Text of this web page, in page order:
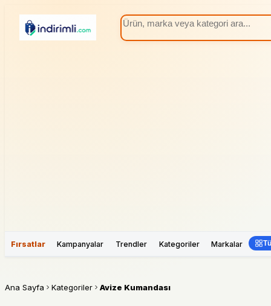
Fırsatlar Kampanyalar Trendler Kategoriler Markalar
Ana Sayfa Kategoriler Avize Kumandası